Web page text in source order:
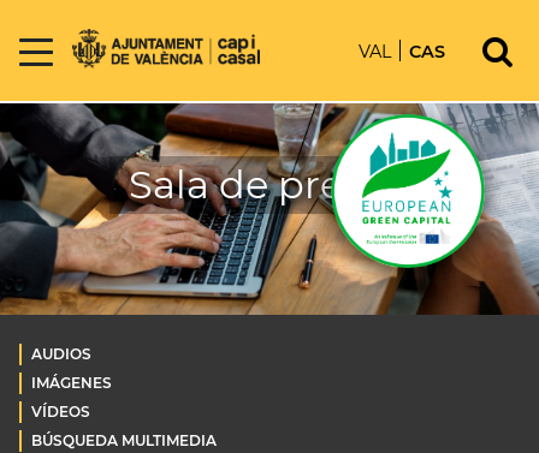
VAL CAS
Sala de prensa
AUDIOS
IMÁGENES
VÍDEOS
BÚSQUEDA MULTIMEDIA